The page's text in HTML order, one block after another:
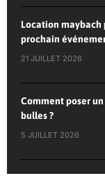
Location
prochain
21 JUILLET 2026
Comment poser
bulles ?
5 JUILLET 2026